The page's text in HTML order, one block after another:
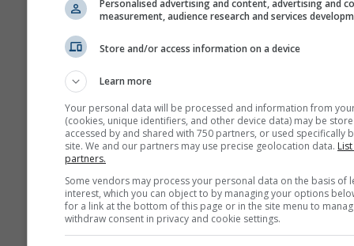
tener un impacto significativo
inmunidad a las
pulmonares
NO₂ causa problemas
bronquitis
Para Europa, el meteograma
contaminación del aire tiene
Personalised advertising and content, advertising and
measurement, audience research and services
Store and/or access information on a device
Learn more
Your personal data will be processed and information from
(cookies, unique identifiers, and other device data) may be
accessed by and shared with 750 partners, or used specifically
site. We and our partners may use precise geolocation data.
partners.
Some vendors may process your personal data on the basis of
interest, which you can object to by managing your options
for a link at the bottom of this page or in the site menu to
withdraw consent in privacy and cookie settings.